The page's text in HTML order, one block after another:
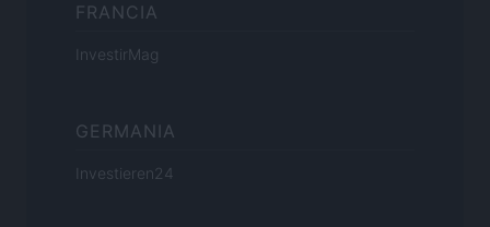
FRANCIA
InvestirMag
GERMANIA
Investieren24